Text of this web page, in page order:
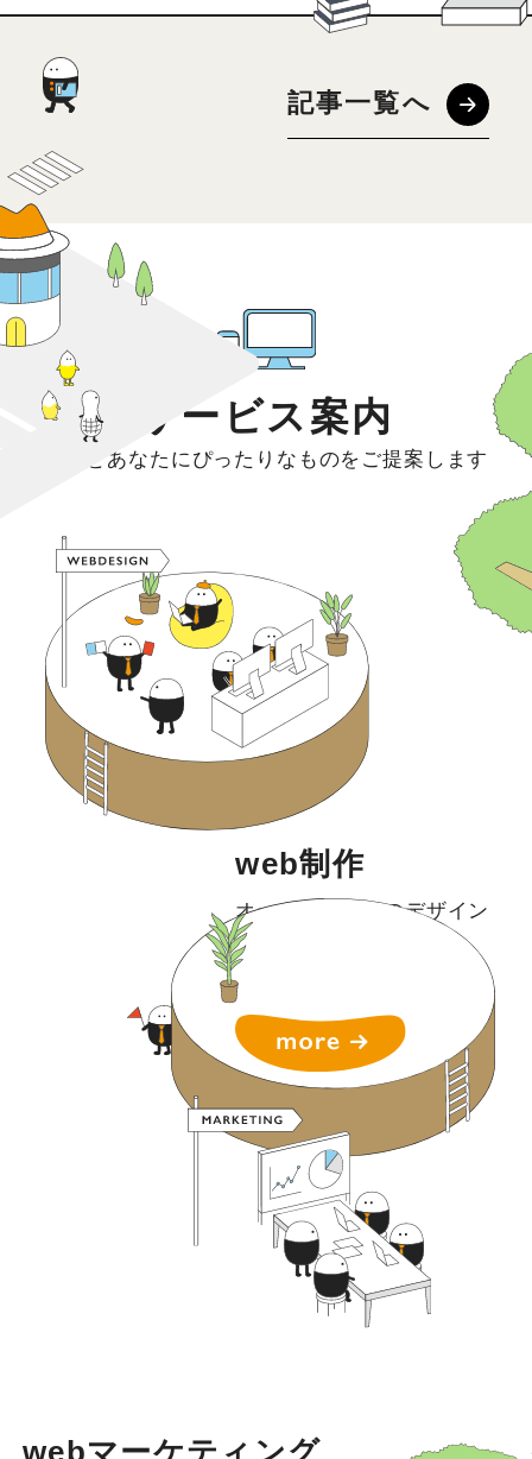
記事一覧へ
サービス案内
きっとあなたにぴったりなものをご提案します
web制作
オーダーメイドのデザイン
で
多彩な制作物を提案
webマーケティング